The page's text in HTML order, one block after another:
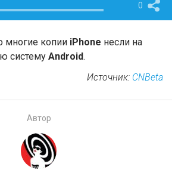
0
многие копии iPhone несли на
систему Android.
Источник: CNBeta
Автор